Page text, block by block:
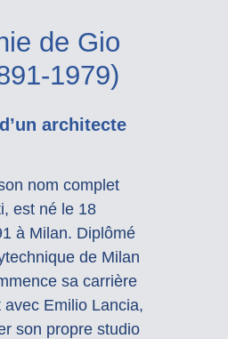
de Gio
1979)
architecte
nom complet
est né le 18
à Milan. Diplômé
de Milan
sa carrière
Emilio Lancia,
son propre studio